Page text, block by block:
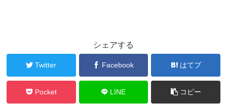
シェアする
Twitter Facebook はてブ
Pocket LINE コピー